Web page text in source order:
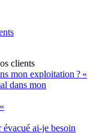
clients
mon exploitation ? «
dans mon
ai-je besoin